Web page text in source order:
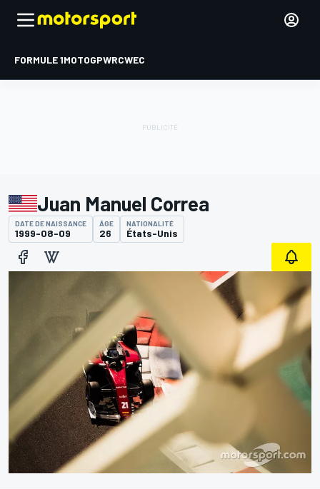
FORMULE 1MOTOGPWRCWEC
Juan Manuel Correa
DATE DE NAISSANCE
1999-08-09
ÂGE
26
NATIONALITÉ
États-Unis